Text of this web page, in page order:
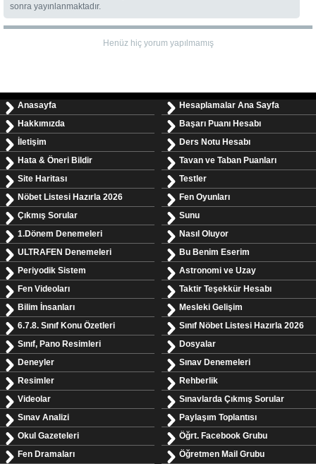
sonra yayınlanmaktadır.
Henüz hiç yorum yapılmamış
Anasayfa
Hakkımızda
İletişim
Hata & Öneri Bildir
Site Haritası
Nöbet Listesi Hazırla 2026
Çıkmış Sorular
1.Dönem Denemeleri
ULTRAFEN Denemeleri
Periyodik Sistem
Fen Videoları
Bilim İnsanları
6.7.8. Sınıf Konu Özetleri
Sınıf, Pano Resimleri
Deneyler
Resimler
Videolar
Sınav Analizi
Okul Gazeteleri
Fen Dramaları
Hesaplamalar Ana Sayfa
Başarı Puanı Hesabı
Ders Notu Hesabı
Tavan ve Taban Puanları
Testler
Fen Oyunları
Sunu
Nasıl Oluyor
Bu Benim Eserim
Astronomi ve Uzay
Taktir Teşekkür Hesabı
Mesleki Gelişim
Sınıf Nöbet Listesi Hazırla 2026
Dosyalar
Sınav Denemeleri
Rehberlik
Sınavlarda Çıkmış Sorular
Paylaşım Toplantısı
Öğrt. Facebook Grubu
Öğretmen Mail Grubu